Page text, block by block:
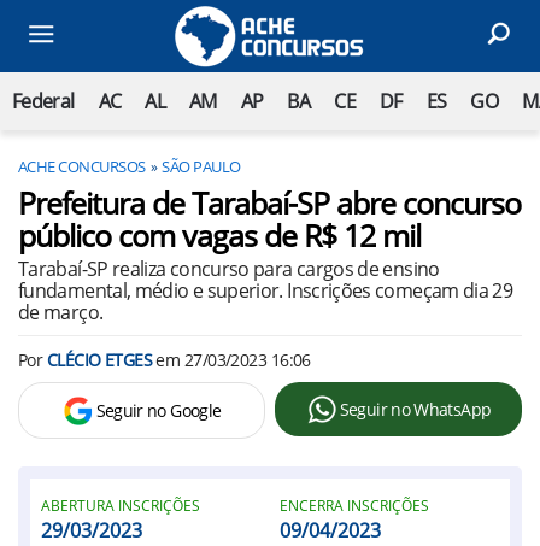
Federal AC AL AM AP BA CE DF ES GO
ACHE CONCURSOS SÃO PAULO
Prefeitura de Tarabaí-SP abre concurso
público com vagas de R$ 12 mil
Tarabaí-SP realiza concurso para cargos de ensino
fundamental, médio e superior. Inscrições começam dia 29
de março.
PorCLÉCIO ETGESem 27/03/2023 16:06
Seguir no Google Seguir no WhatsApp
ABERTURA INSCRIÇÕES
29/03/2023
ENCERRA INSCRIÇÕES
09/04/2023